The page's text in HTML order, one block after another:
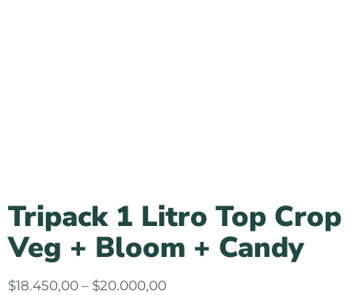
Tripack 1 Litro Top Crop
Veg + Bloom + Candy
$18.450,00 – $20.000,00